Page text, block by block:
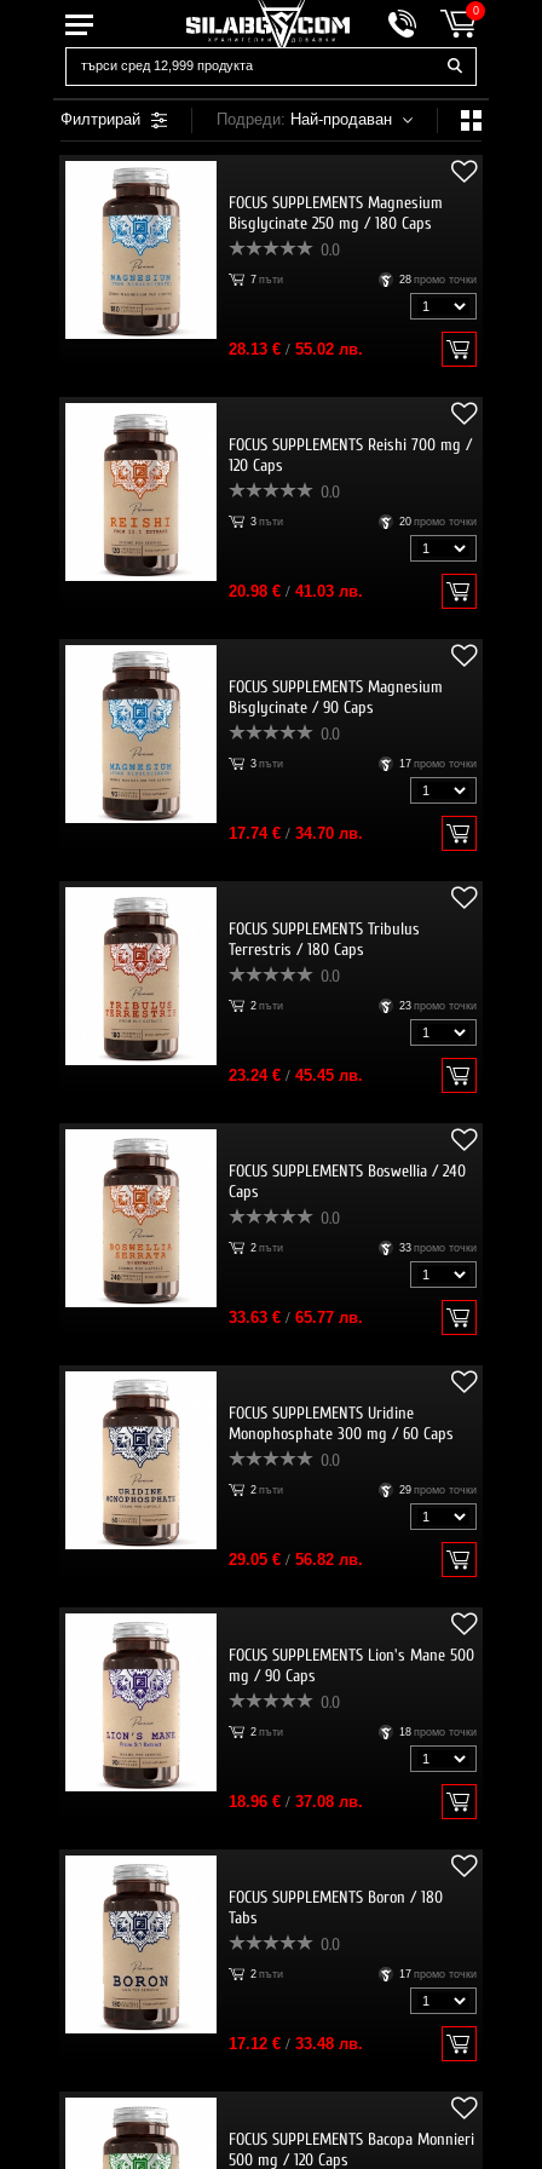
0
Филтрирай Подреди: Най-продаван
FOCUS SUPPLEMENTS Magnesium
Bisglycinate 250 mg / 180 Caps
0.0
7 пъти 28 промо точки
28.13 €/ 55.02 лв.
FOCUS SUPPLEMENTS Reishi 700 mg /
120 Caps
0.0
3 пъти 20 промо точки
20.98 €/ 41.03 лв.
FOCUS SUPPLEMENTS Magnesium
Bisglycinate / 90 Caps
0.0
3 пъти 17 промо точки
17.74 €/ 34.70 лв.
FOCUS SUPPLEMENTS Tribulus
Terrestris / 180 Caps
0.0
2 пъти 23 промо точки
23.24 €/ 45.45 лв.
FOCUS SUPPLEMENTS Boswellia / 240
Caps
0.0
2 пъти 33 промо точки
33.63 €/ 65.77 лв.
FOCUS SUPPLEMENTS Uridine
Monophosphate 300 mg / 60 Caps
0.0
2 пъти 29 промо точки
29.05 €/ 56.82 лв.
FOCUS SUPPLEMENTS Lion's Mane 500
mg / 90 Caps
0.0
2 пъти 18 промо точки
18.96 €/ 37.08 лв.
FOCUS SUPPLEMENTS Boron / 180
Tabs
0.0
2 пъти 17 промо точки
17.12 €/ 33.48 лв.
FOCUS SUPPLEMENTS Bacopa Monnieri
500 mg / 120 Caps